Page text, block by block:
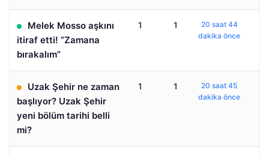
Melek Mosso aşkını
itiraf etti! ”Zamana
bırakalım”
1 1
20 saat 44
dakika önce
Uzak Şehir ne zaman
başlıyor? Uzak Şehir
yeni bölüm tarihi belli
mi?
1 1
20 saat 45
dakika önce